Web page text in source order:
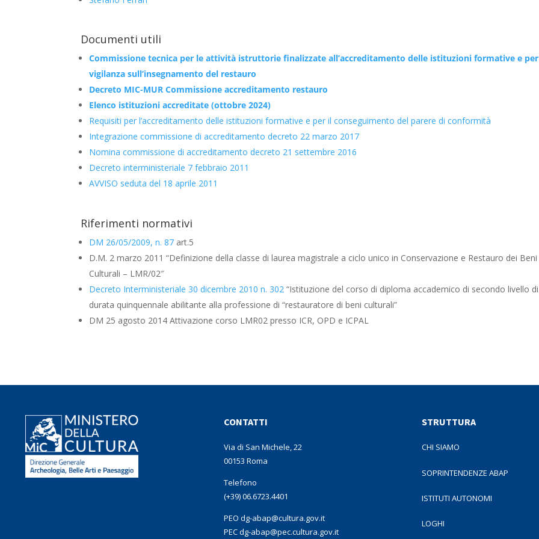
Documenti utili
Commissione tecnica per le attività istruttorie finalizzate all’accreditamento delle istituzioni formative e
vigilanza sull’insegnamento del restauro
Decreto MIC-MUR Commissione accreditamento restauro
Elenco istituzioni accreditate (ottobre 2024)
Requisiti per l’accreditamento delle istituzioni formative e per il conseguimento del parere di conformità
Integrazione commissione di accreditamento decreto 22 marzo 2017
Nomina commissione di accreditamento decreto 21 settembre 2016
Decreto interministeriale 7 febbraio 2011
AVVISO seduta del 18 aprile 2011
Riferimenti normativi
DM 26/05/2009, n. 87 art.5
D.M. 2 marzo 2011 “Definizione della classe di laurea magistrale a ciclo unico in Conservazione e Restauro dei Beni
Culturali – LMR/02″
Decreto Interministeriale 30 dicembre 2010 n. 302 “Istituzione del corso di diploma accademico di secondo livello di
durata quinquennale abilitante alla professione di “restauratore di beni culturali”
DM 25 agosto 2014 Attivazione corso LMR02 presso ICR, OPD e ICPAL
CONTATTI
Via di San Michele, 22
00153 Roma
Telefono
(+39) 06.6723.4401
PEO dg-abap@cultura.gov.it
PEC dg-abap@pec.cultura.gov.it
STRUTTURA
CHI SIAMO
SOPRINTENDENZE ABAP
ISTITUTI AUTONOMI
LOGHI